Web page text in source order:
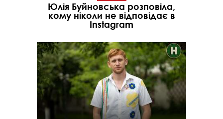
Юлія Буйновська розповіла,
кому ніколи не відповідає в
Instagram